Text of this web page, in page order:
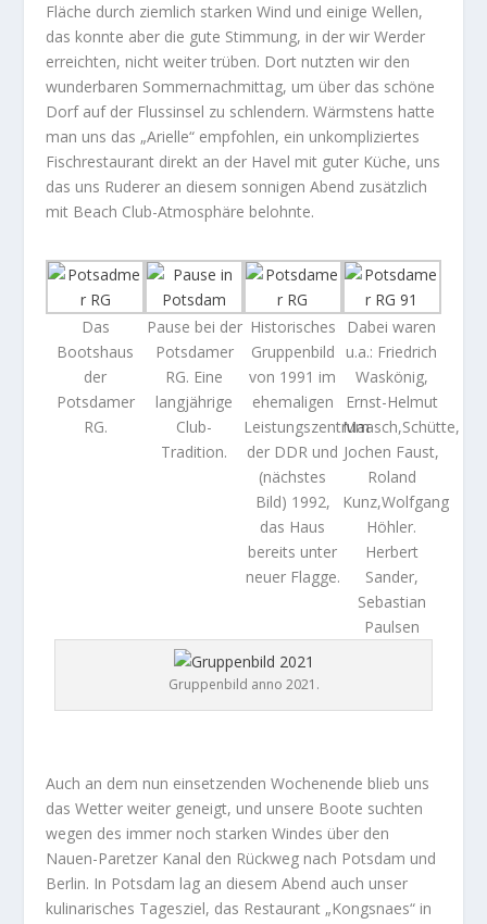
Fläche durch ziemlich starken Wind und einige Wellen,
das konnte aber die gute Stimmung, in der wir Werder
erreichten, nicht weiter trüben. Dort nutzten wir den
wunderbaren Sommernachmittag, um über das schöne
Dorf auf der Flussinsel zu schlendern. Wärmstens hatte
man uns das „Arielle“ empfohlen, ein unkompliziertes
Fischrestaurant direkt an der Havel mit guter Küche, uns
das uns Ruderer an diesem sonnigen Abend zusätzlich
mit Beach Club-Atmosphäre belohnte.
Das
Bootshaus
der
Potsdamer
RG.
Pause bei der
Potsdamer
RG. Eine
langjährige
Club-
Tradition.
Historisches
Gruppenbild
von 1991 im
ehemaligen
Leistungszentrum
der DDR und
(nächstes
Bild) 1992,
das Haus
bereits unter
neuer Flagge.
Dabei waren
u.a.: Friedrich
Waskönig,
Ernst-Helmut
Maasch,Schütte,
Jochen Faust,
Roland
Kunz,Wolfgang
Höhler.
Herbert
Sander,
Sebastian
Paulsen
Gruppenbild anno 2021.
Auch an dem nun einsetzenden Wochenende blieb uns
das Wetter weiter geneigt, und unsere Boote suchten
wegen des immer noch starken Windes über den
Nauen-Paretzer Kanal den Rückweg nach Potsdam und
Berlin. In Potsdam lag an diesem Abend auch unser
kulinarisches Tagesziel, das Restaurant „Kongsnaes“ in